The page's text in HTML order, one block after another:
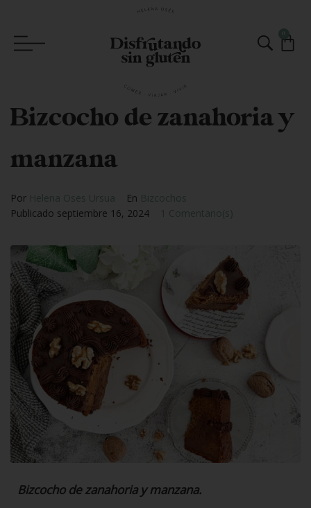
Bizcocho de zanahoria y
manzana
Por Helena Oses Ursua En Bizcochos
Publicado septiembre 16, 2024 1 Comentario(s)
Bizcocho de zanahoria y manzana.